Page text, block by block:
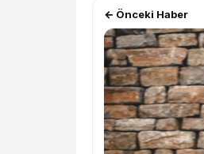
← Önceki Haber